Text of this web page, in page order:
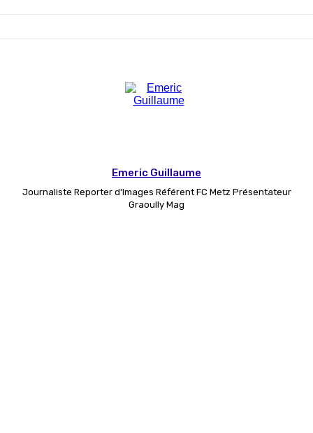
Emeric Guillaume
Journaliste Reporter d'Images Référent FC Metz Présentateur
Graoully Mag